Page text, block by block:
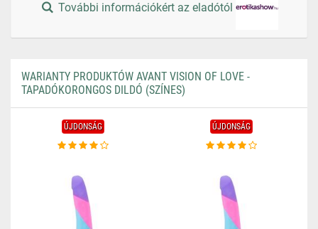
További információkért az eladótól
WARIANTY PRODUKTÓW AVANT VISION OF LOVE -
TAPADÓKORONGOS DILDÓ (SZÍNES)
ÚJDONSÁG ÚJDONSÁG